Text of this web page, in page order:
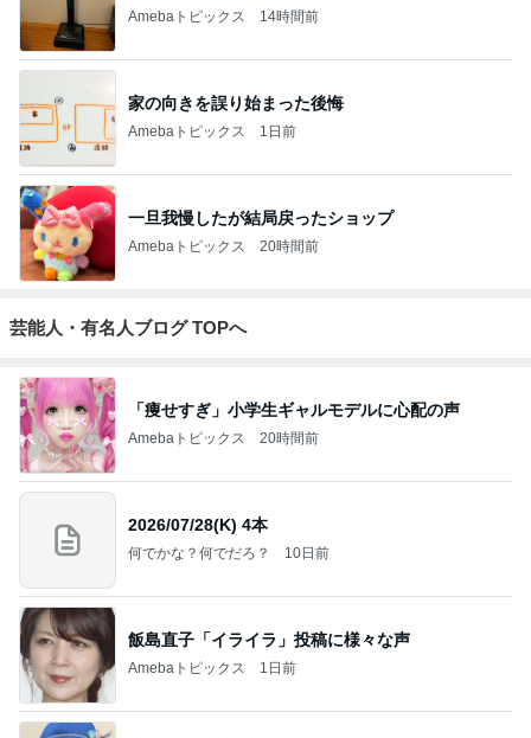
Amebaトピックス 14時間前
家の向きを誤り始まった後悔
Amebaトピックス 1日前
一旦我慢したが結局戻ったショップ
Amebaトピックス 20時間前
芸能人・有名人ブログ TOPへ
「痩せすぎ」小学生ギャルモデルに心配の声
Amebaトピックス 20時間前
2026/07/28(K) 4本
何でかな？何でだろ？ 10日前
飯島直子「イライラ」投稿に様々な声
Amebaトピックス 1日前